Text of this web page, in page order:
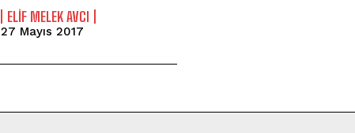
ELIF MELEK AVCI
27 Mayıs 2017